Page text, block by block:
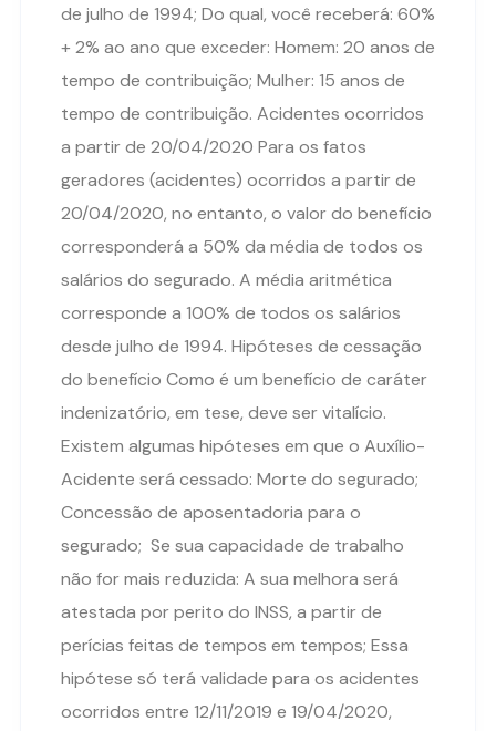
de julho de 1994; Do qual, você receberá: 60%
+ 2% ao ano que exceder: Homem: 20 anos de
tempo de contribuição; Mulher: 15 anos de
tempo de contribuição. Acidentes ocorridos
a partir de 20/04/2020 Para os fatos
geradores (acidentes) ocorridos a partir de
20/04/2020, no entanto, o valor do benefício
corresponderá a 50% da média de todos os
salários do segurado. A média aritmética
corresponde a 100% de todos os salários
desde julho de 1994. Hipóteses de cessação
do benefício Como é um benefício de caráter
indenizatório, em tese, deve ser vitalício.
Existem algumas hipóteses em que o Auxílio-
Acidente será cessado: Morte do segurado;
Concessão de aposentadoria para o
segurado; Se sua capacidade de trabalho
não for mais reduzida: A sua melhora será
atestada por perito do INSS, a partir de
perícias feitas de tempos em tempos; Essa
hipótese só terá validade para os acidentes
ocorridos entre 12/11/2019 e 19/04/2020,